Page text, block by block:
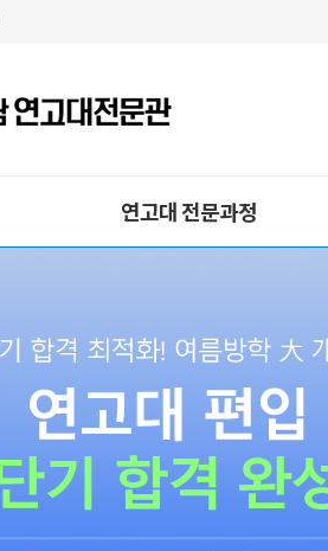
연고대 전문과정